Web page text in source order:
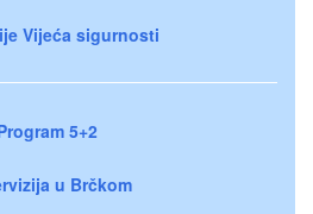
Vijeća sigurnosti
5+2
u Brčkom